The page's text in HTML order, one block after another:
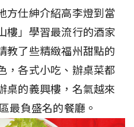
方仕紳介紹高李燈到當
樓」學習最流行的酒家
教了些精緻福州甜點的
，各式小吃、辦桌菜都
桌的義興樓，名氣越來
最負盛名的餐廳。